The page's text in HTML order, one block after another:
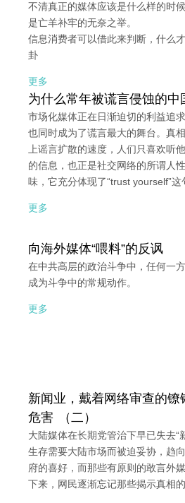
不清真正的媒体应该是什么样的时
是亡羊补牢的无奈之举。
信息消费者可以借此来判断，什么
卦
更多
为什么常年被谎言侵蚀的中
市场化媒体正在日渐迫切的利益追
也同时成为了谎言最大的舞台。真
上谣言扩散的速度，人们只喜欢听
的信息，也正是社交网络的所谓人
味，它充分体现了“trust yourself”
更多
向海外媒体“喂料”的反讽
在中共高层的政治斗争中，任何一
成为斗争中的常规动作。
更多
新闻业，戴着网络审查的
危害 （二）
大陆媒体在长期党管治下早已失去“
生存需要大陆市场而被迫妥协，趋
府的喜好，而那些有原则的敢言外
下来，网民逐渐忘记那些揭示真相